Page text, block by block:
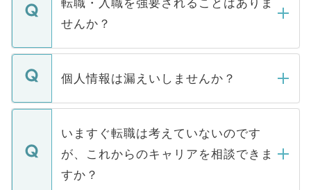
けない「非公開求人」です。非公開求人は
下記の理由によって、一般には公開してい
ません。
■応募殺到を避けるため 人気のある医療機
関を公にしてしまうと、応募が殺到する場
に、医療機関が求める条件に合った人材の
みを人材紹介会社に依頼するケースが増え
ています。
転職・入職を強要されることはありま
せんか？
転職・入職を強要することは一切ありませ
ん。また、仮に応募先から内定をいただい
定を承諾する必要はありません。内定先へ
の辞退の連絡はキャリアパートナーが行い
個人情報は漏えいしませんか？
個人情報が漏えいすることはありませんの
で、ご安心ください。当サイトからの登録
などで収集したご登録者様の個人情報は、
ご本人のキャリアアップおよび転職活動の
支援を目的に使用いたします。お預かりし
いますぐ転職は考えていないのです
が、これからのキャリアを相談できま
すか？